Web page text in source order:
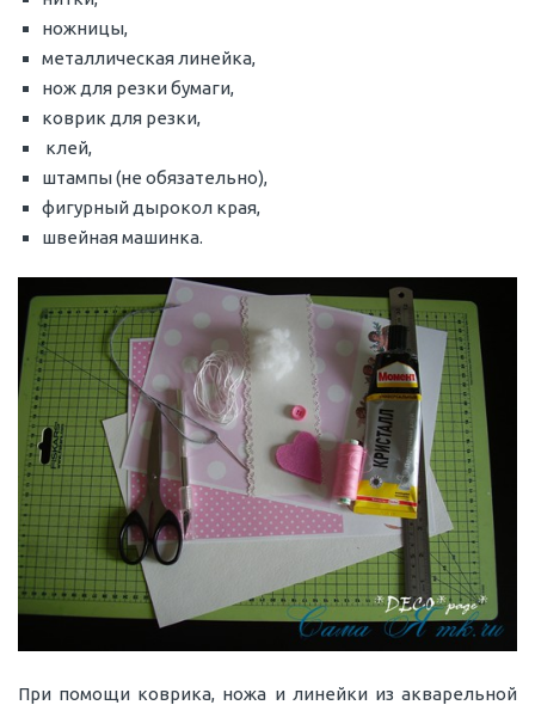
ножницы,
металлическая линейка,
нож для резки бумаги,
коврик для резки,
клей,
штампы (не обязательно),
фигурный дырокол края,
швейная машинка.
При помощи коврика, ножа и линейки из акварельной